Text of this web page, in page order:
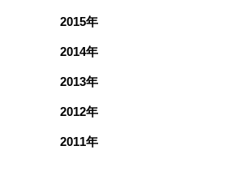
2015年
2014年
2013年
2012年
2011年